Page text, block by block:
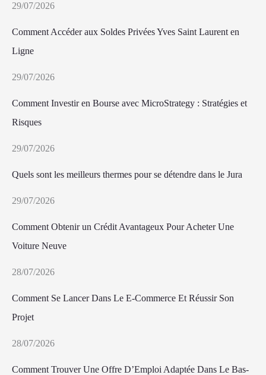
29/07/2026
Comment Accéder aux Soldes Privées Yves Saint Laurent en
Ligne
29/07/2026
Comment Investir en Bourse avec MicroStrategy : Stratégies et
Risques
29/07/2026
Quels sont les meilleurs thermes pour se détendre dans le Jura
29/07/2026
Comment Obtenir un Crédit Avantageux Pour Acheter Une
Voiture Neuve
28/07/2026
Comment Se Lancer Dans Le E-Commerce Et Réussir Son
Projet
28/07/2026
Comment Trouver Une Offre D’Emploi Adaptée Dans Le Bas-